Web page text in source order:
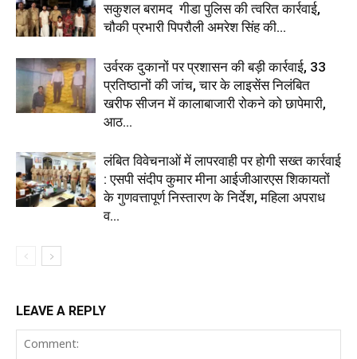
सकुशल बरामद गीडा पुलिस की त्वरित कार्रवाई,
चौकी प्रभारी पिपरौली अमरेश सिंह की...
उर्वरक दुकानों पर प्रशासन की बड़ी कार्रवाई, 33
प्रतिष्ठानों की जांच, चार के लाइसेंस निलंबित
खरीफ सीजन में कालाबाजारी रोकने को छापेमारी,
आठ...
लंबित विवेचनाओं में लापरवाही पर होगी सख्त कार्रवाई
: एसपी संदीप कुमार मीना आईजीआरएस शिकायतों
के गुणवत्तापूर्ण निस्तारण के निर्देश, महिला अपराध
व...
LEAVE A REPLY